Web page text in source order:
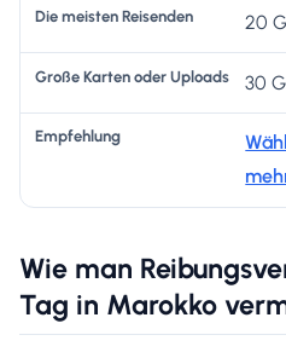
20
30
Wie man
Tag in Marokko